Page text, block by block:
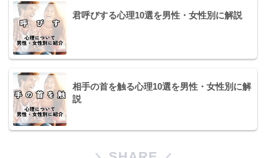
君呼びする心理10選を男性・女性別に解説
相手の首を触る心理10選を男性・女性別に解
説